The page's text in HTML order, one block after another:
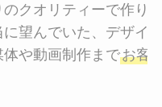
クオリティーで作り
望んでいた、デザイ
や動画制作までお客